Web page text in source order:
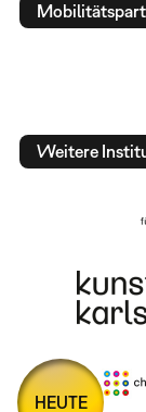
Weitere
HEUTE